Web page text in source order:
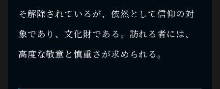
そ解除されているが、依然として信仰の対
象であり、文化財である。訪れる者には、
高度な敬意と慎重さが求められる。